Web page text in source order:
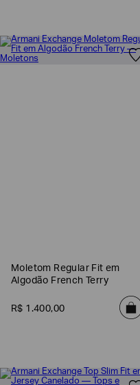
Moletom Regular Fit em
Algodão French Terry
R$ 1 .400,00